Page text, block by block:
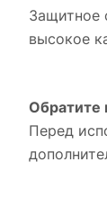
Защитное
высокое
Обратите
Перед